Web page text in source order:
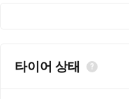
타이어 상태